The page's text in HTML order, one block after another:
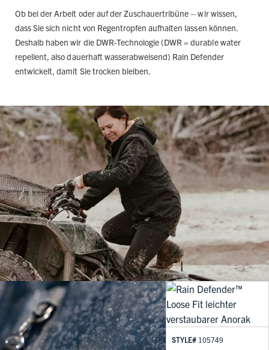
Ob bei der Arbeit oder auf der Zuschauertribüne – wir wissen,
dass Sie sich nicht von Regentropfen aufhalten lassen können.
Deshalb haben wir die DWR-Technologie (DWR = durable water
repellent, also dauerhaft wasserabweisend) Rain Defender
entwickelt, damit Sie trocken bleiben.
STYLE# 105749